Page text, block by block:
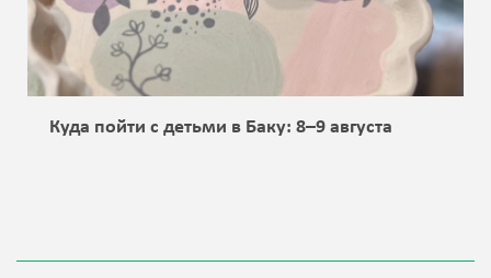
Куда пойти с детьми в Баку: 8–9 августа